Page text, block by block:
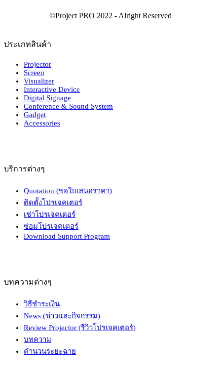
ประเภทสินค้า
Projector
Screen
Visualizer
Interactive Device
Digital Signage
Conference & Sound System
Gadget
Accessories
บริการต่างๆ
Quotation (ขอใบเสนอราคา)
ติดตั้งโปรเจคเตอร์
เช่าโปรเจคเตอร์
ซ่อมโปรเจคเตอร์
Download Support Program
บทความต่างๆ
วิธีชำระเงิน
News (ข่าวและกิจกรรม)
Review Projector (รีวิวโปรเจคเตอร์)
บทความ
คำนวนระยะฉาย